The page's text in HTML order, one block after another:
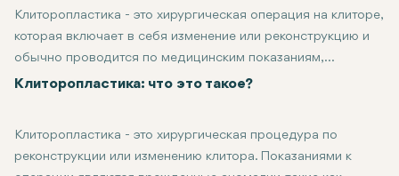
Клиторопластика - это хирургическая операция на клиторе,
которая включает в себя изменение или реконструкцию и
обычно проводится по медицинским показаниям,
врожденным аномалиям или травмам. Пациенты, как
другого вместе. Хотя это менее распространенное
хирургическое вмешательство по сравнению с другими
Клиторопластика: что это такое?
Клиторопластика - это хирургическая процедура по
реконструкции или изменению клитора. Показаниями к